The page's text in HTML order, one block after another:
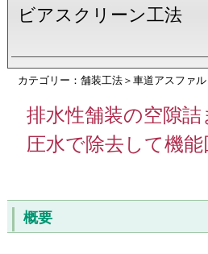
ビアスクリーン工法
カテゴリー：舗装工法＞車道アスファ
排水性舗装の空隙
圧水で除去して機能
概要